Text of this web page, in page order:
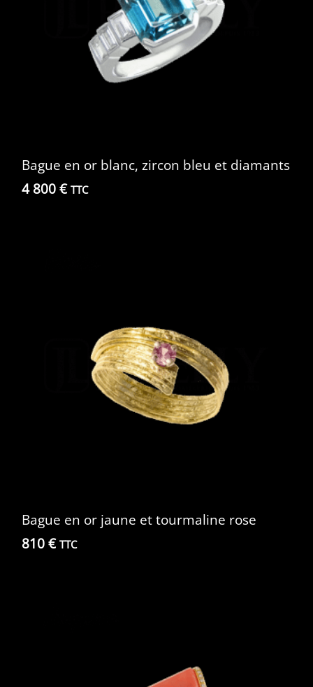
Bague en or blanc, zircon bleu et diamants
4 800 € TTC
Bague en or jaune et tourmaline rose
810 € TTC